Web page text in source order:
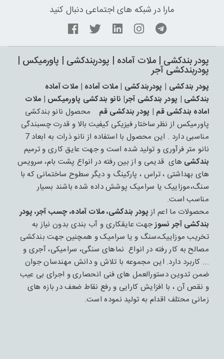
مارا در شبکه های اجتماعی دنبال کنید
پودر بندکشی | ملات آماده | پودربندکشی | پاورمیکس |
پودربندکشی آجر
پودر بندکشی | پودربندکشی | ملات آماده | ملات آماده
بندکشی | پودر بندکشی آجر| نانو بندکشی پاورمیکس | ملات
اماده بندکشی قم | پودر بندکشی قم
محصول نانو بندکشی
پاورمیکس از نظر ساختار فیزیکی کیفیت بالا و قدرت چسبندگی
مناسبی دارد . این محصول با استفاده از نانو ذرات به ابعاد 7
نانو متر فرآوری و تولید شده است و جهت عایق کاری و ترمیم
بندکشی های قدیمی و از بین رفته در انواع پشت بام، سرویس
های بهداشتی ، تراس ، پارکینگ و دیگر سطوح ساختمانی که با
سنگ،موزاییک یا سرامیک پوشش داده شده باشند بسیار
مناسب است.
محصولات ما اعم ازپودر بندکشی، ملات آماده، چسب آجر، پودر
بندکشی آجر نسوزجهت عایقکاری و آب بندی بدون نیاز به
تخریب موزاییک،سنگ و یا سرامیک و همچنین جهت بندکشی
مصالح به کار رفته در انواع نماهای سنگی، سرامیکی، آجری و
... کاربرد دارد. این مجموعه با تلاش و دانش مهندسان جوان
ضمن تدوین دستورالعمل های فنی انحصاری و اجرای بی عیب
و نقص آن ، با افزایش کارایی و رفع نقاط ضعف در بازه های
زمانی محتلف اقدام به تولید نموده است.